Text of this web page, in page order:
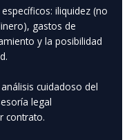
iliquidez (no
gastos de
y la posibilidad
cuidadoso del
legal
contrato.